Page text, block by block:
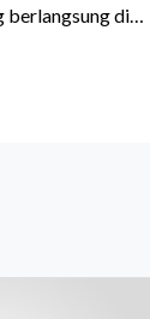
berlangsung di
Ray White